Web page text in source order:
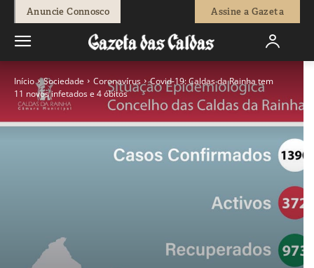
Anuncie Connosco Assine a Gazeta
Início Sociedade Coronavírus
Covid-19: Caldas da Rainha tem
11 novos infetados e 4 óbitos